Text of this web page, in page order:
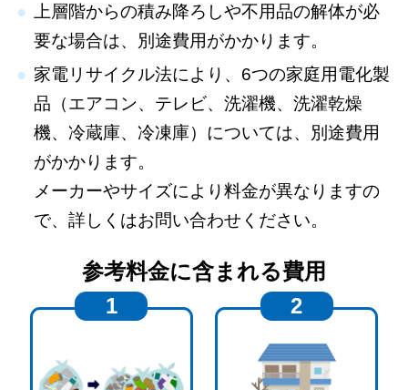
上層階からの積み降ろしや不用品の解体が必
要な場合は、別途費用がかかります。
家電リサイクル法により、6つの家庭用電化製
品（エアコン、テレビ、洗濯機、洗濯乾燥
機、冷蔵庫、冷凍庫）については、別途費用
がかかります。
メーカーやサイズにより料金が異なりますの
で、詳しくはお問い合わせください。
参考料金に含まれる費用
1
2